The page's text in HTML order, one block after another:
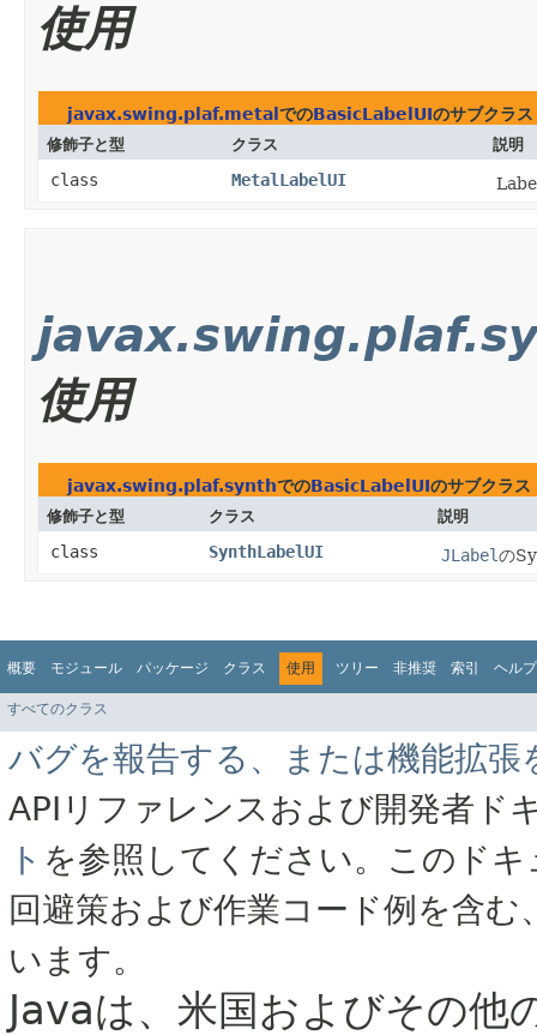
使用
javax.swing.plaf.metal でのBasicLabelUIのサブクラス
修飾子と型 クラス 説明
class MetalLabelUI
使用
javax.swing.plaf.synthでのBasicLabelUIのサブクラス
修飾子と型 クラス 説明
class SynthLabelUI JLabelの
概要 モジュール パッケージ クラス 使用 ツリー 非推奨 索引 ヘルプ
すべてのクラス
バグを報告する、または機能拡張
APIリファレンスおよび開発者ド
ト を参照してください。このド
回避策および作業コード例を含
います。
Javaは、米国およびその